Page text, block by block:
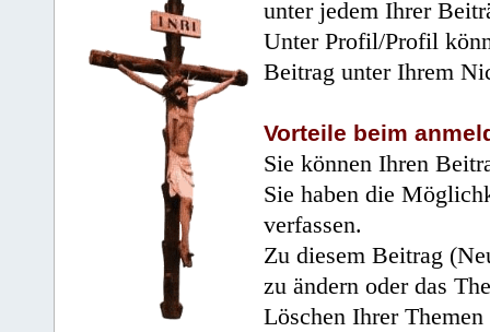
unter jedem Ihrer
Unter Profil/Profil
Beitrag unter Ihrem
Vorteile beim
Sie können Ihren
Sie haben die
verfassen.
Zu diesem Beitrag
zu ändern oder das
Löschen Ihrer